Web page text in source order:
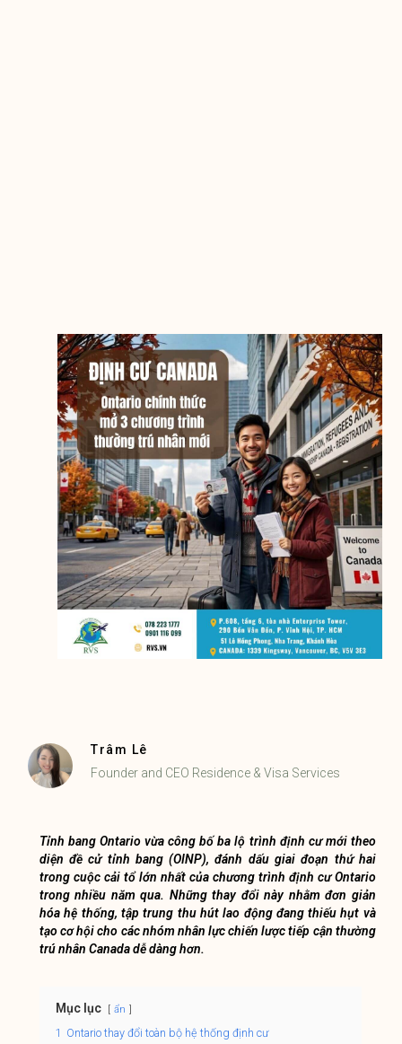
Trâm Lê
Founder and CEO Residence & Visa Services
Tỉnh bang Ontario vừa công bố ba lộ trình định cư mới theo
diện đề cử tỉnh bang (OINP), đánh dấu giai đoạn thứ hai
trong cuộc cải tổ lớn nhất của chương trình định cư Ontario
trong nhiều năm qua. Những thay đổi này nhằm đơn giản
hóa hệ thống, tập trung thu hút lao động đang thiếu hụt và
tạo cơ hội cho các nhóm nhân lực chiến lược tiếp cận thường
trú nhân Canada dễ dàng hơn.
Mục lục ẩn
1 Ontario thay đổi toàn bộ hệ thống định cư